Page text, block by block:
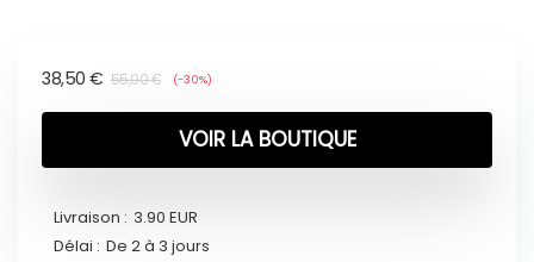
55,00€
38,50 € (-30%)
VOIR LA BOUTIQUE
Livraison : 3.90 EUR
Délai : De 2 à 3 jours